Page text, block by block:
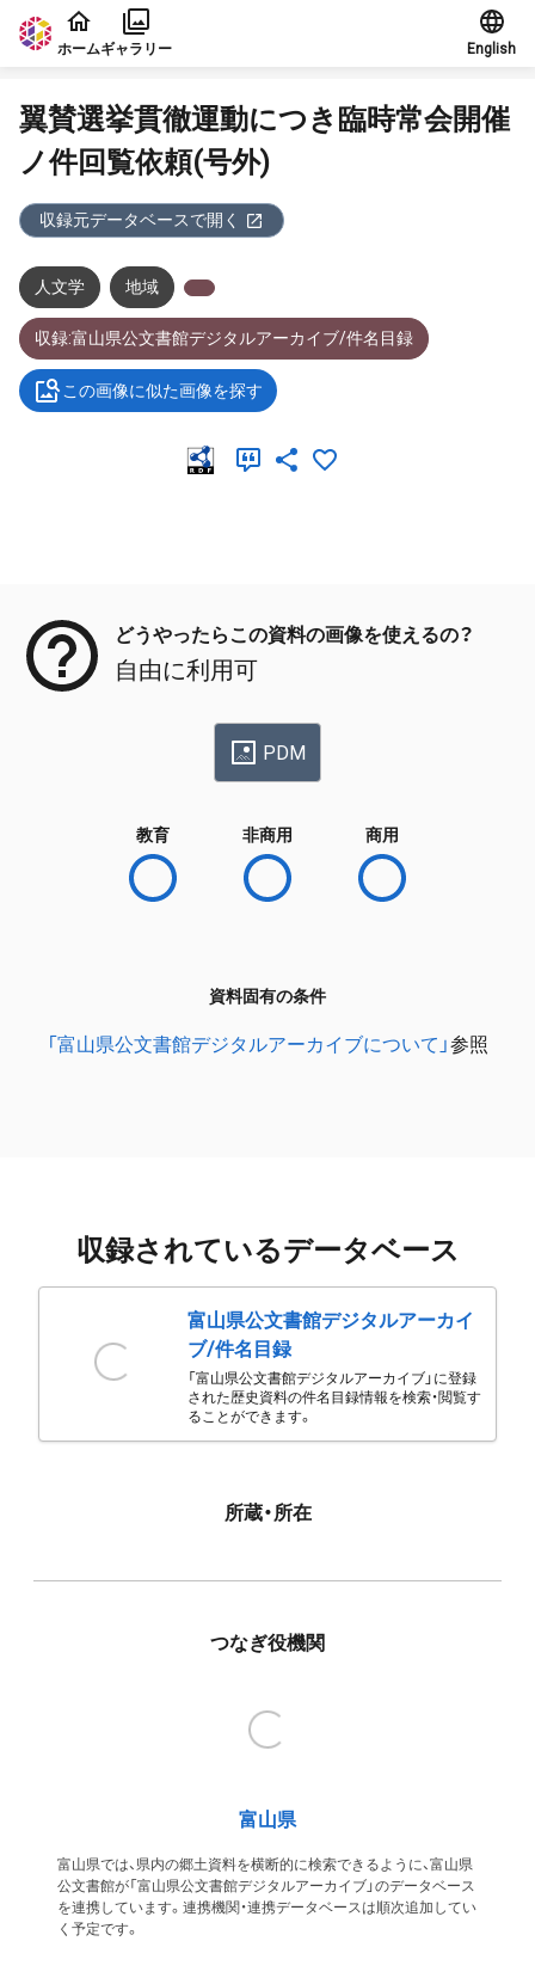
本文に飛ぶ
ホームギャラリー English
翼賛選挙貫徹運動につき臨時常会開催
ノ件回覧依頼(号外)
収録元データベースで開く
人文学 地域
収録:富山県公文書館デジタルアーカイブ/件名目録
この画像に似た画像を探す
どうやったらこの資料の画像を使えるの？
自由に利用可
PDM
教育 非商用 商用
資料固有の条件
「富山県公文書館デジタルアーカイブについて」参照
収録されているデータベース
富山県公文書館デジタルアーカイ
ブ/件名目録
「富山県公文書館デジタルアーカイブ」に登録
された歴史資料の件名目録情報を検索・閲覧す
ることができます。
所蔵・所在
つなぎ役機関
富山県
富山県では、県内の郷土資料を横断的に検索できるように、富山県
公文書館が「富山県公文書館デジタルアーカイブ」のデータベース
を連携しています。連携機関・連携データベースは順次追加してい
く予定です。